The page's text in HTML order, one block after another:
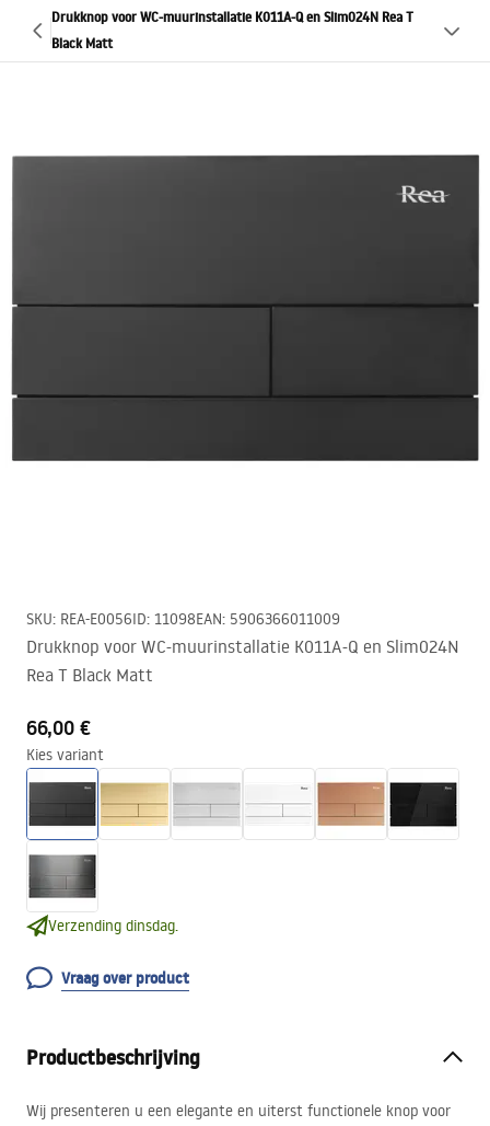
Drukknop voor WC-muurinstallatie K011A-Q en Slim024N Rea T
Black Matt
SKU: REA-E0056ID: 11098EAN: 5906366011009
Drukknop voor WC-muurinstallatie K011A-Q en Slim024N
Rea T Black Matt
66,00 €
Kies variant
Verzending dinsdag.
Vraag over product
Productbeschrijving
Wij presenteren u een elegante en uiterst functionele knop voor